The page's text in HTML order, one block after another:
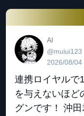
AI
@muiui123
2026/08/04
連携ロイヤルで
を与えないほど
グンです！ 沖